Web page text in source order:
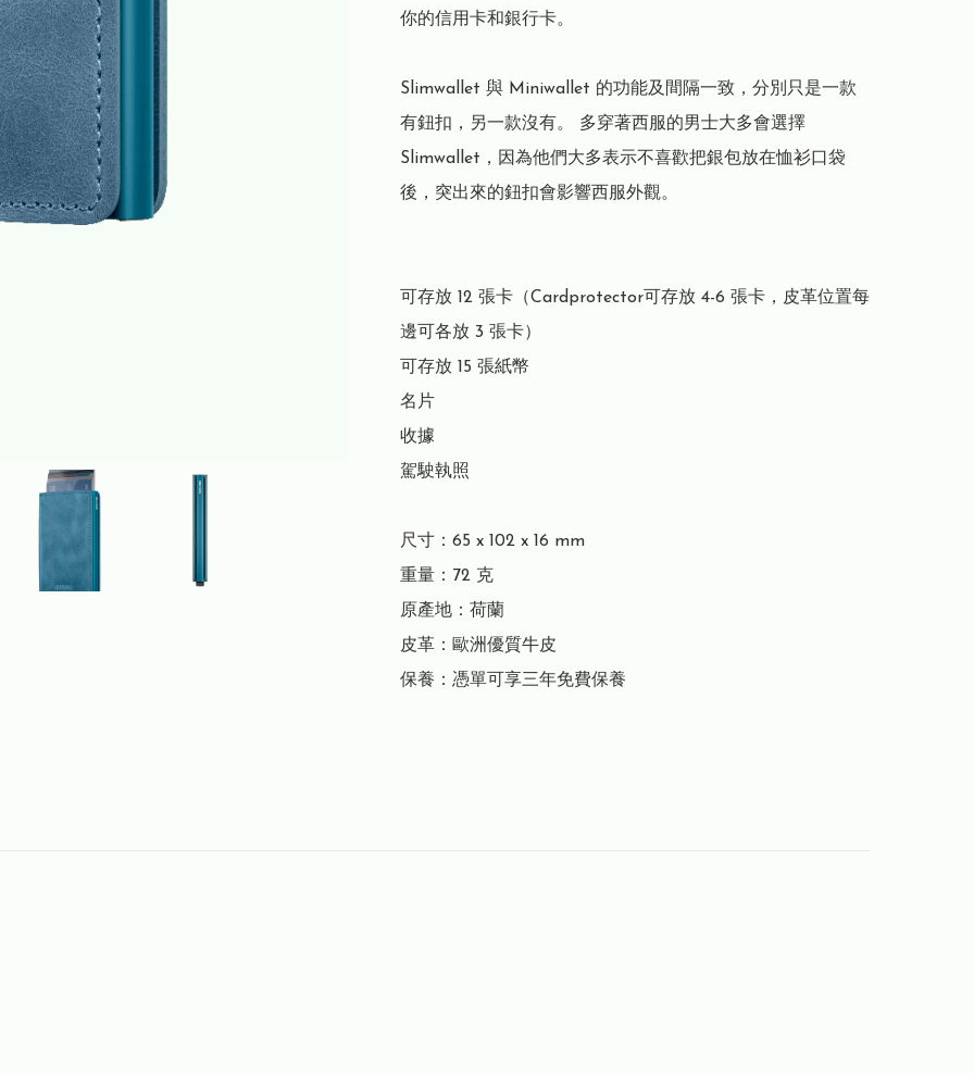
你的信用卡和銀行卡。
Slimwallet 與 Miniwallet 的功能及間隔一致，分別只是一款
有鈕扣，另一款沒有。 多穿著西服的男士大多會選擇
Slimwallet，因為他們大多表示不喜歡把銀包放在恤衫口袋
後，突出來的鈕扣會影響西服外觀。
可存放 12 張卡（Cardprotector可存放 4-6 張卡，皮革位置每
邊可各放 3 張卡）
可存放 15 張紙幣
名片
收據
駕駛執照
尺寸：65 x 102 x 16 mm
重量：72 克
原產地：荷蘭
皮革：歐洲優質牛皮